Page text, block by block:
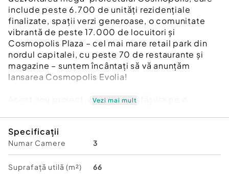
include peste 6.700 de unități rezidențiale
finalizate, spații verzi generoase, o comunitate
vibrantă de peste 17.000 de locuitori și
Cosmopolis Plaza – cel mai mare retail park din
nordul capitalei, cu peste 70 de restaurante și
magazine – suntem încântați să vă anunțăm
lansarea Cosmopolis Evolia!
Acest nou proiect, ce se va desfășura pe o
contemporane de arhitectură și facilități
moderne. Amplasat adiacent dezvoltării
existente, Cosmopolis Evolia promite să ridice
standardul de viață al comunității noastre.
Vezi mai mult
Specificații
Numar Camere 3
Suprafață utilă (m²) 66